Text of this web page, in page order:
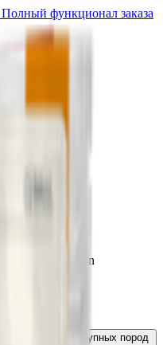
функционал заказа
пpемиум Araton
от 1 года крупных пород